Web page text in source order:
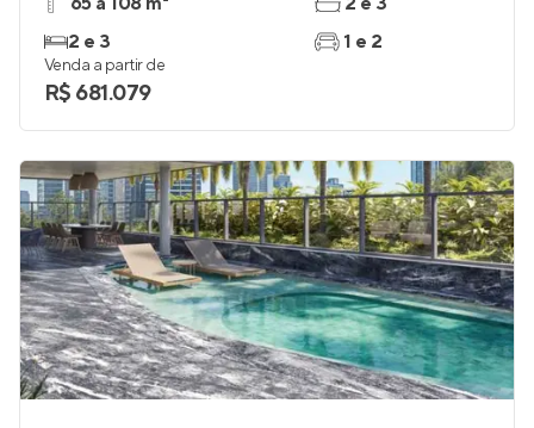
2 e 3
1 e 2
Venda a partir de
R$ 681.079